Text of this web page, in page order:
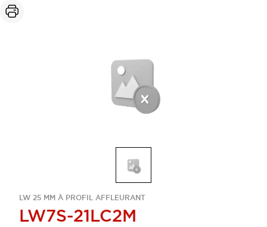
LW 25 MM À PROFIL AFFLEURANT
LW7S-21LC2M